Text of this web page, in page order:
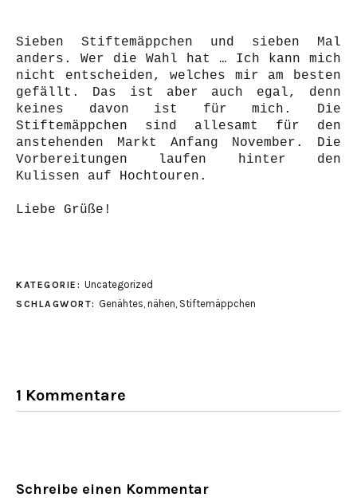
Sieben Stiftemäppchen und sieben Mal
anders. Wer die Wahl hat … Ich kann mich
nicht entscheiden, welches mir am besten
gefällt. Das ist aber auch egal, denn
keines davon ist für mich. Die
Stiftemäppchen sind allesamt für den
anstehenden Markt Anfang November. Die
Vorbereitungen laufen hinter den
Kulissen auf Hochtouren.
Liebe Grüße!
KATEGORIE: Uncategorized
SCHLAGWORT: Genähtes, nähen, Stiftemäppchen
1 Kommentare
Schreibe einen Kommentar